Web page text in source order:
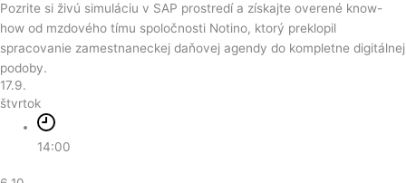
Pozrite si živú simuláciu v SAP prostredí a získajte overené know-
how od mzdového tímu spoločnosti Notino, ktorý preklopil
spracovanie zamestnaneckej daňovej agendy do kompletne digitálnej
podoby.
17.9.
štvrtok
14:00